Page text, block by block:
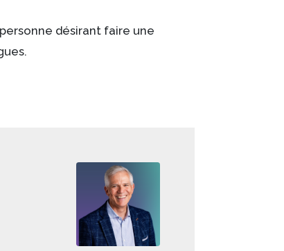
désirant faire une